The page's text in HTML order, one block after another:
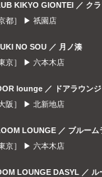
KIKYO GIONTEI ／ ク
京都］ ▶ 祇園店
NO SOU ／ 月ノ湊
東京］ ▶ 六本木店
lounge ／ ドアラウンジ
大阪］ ▶ 北新地店
LOUNGE ／ ブルーム
東京］ ▶ 六本木店
LOUNGE DASYL ／ ル